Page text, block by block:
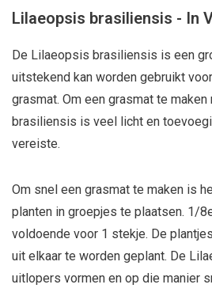
Lilaeopsis brasiliensis - In
De Lilaeopsis brasiliensis is een
uitstekend kan worden gebruikt
grasmat. Om een grasmat te
brasiliensis is veel licht en
vereiste.
Om snel een grasmat te maken is
planten in groepjes te plaatsen. 1/
voldoende voor 1 stekje. De
uit elkaar te worden geplant. De
uitlopers vormen en op die manier